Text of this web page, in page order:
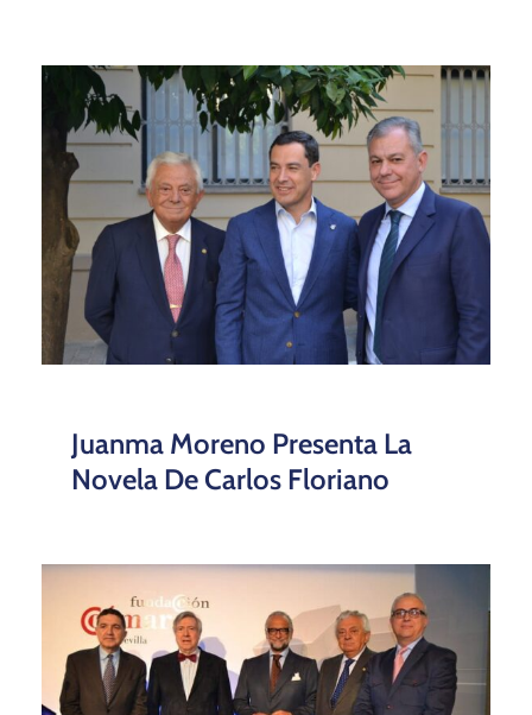
Juanma Moreno Presenta La
Novela De Carlos Floriano